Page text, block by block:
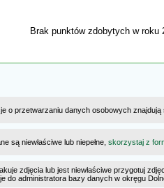
Brak punktów zdobytych w roku
o przetwarzaniu danych osobowych
są niewłaściwe lub niepełne, skorzystaj z
zdjęcia lub jest niewłaściwe przygotuj
do administratora bazy danych w okręgu